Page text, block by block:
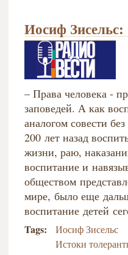
Иосиф
– Права человека -
заповедей. А как
аналогом совести
200 лет назад
жизни, раю,
воспитание и
обществом
мире, было еще
воспитаниедетей
Tags:
Иосиф Зисельс
Истоки